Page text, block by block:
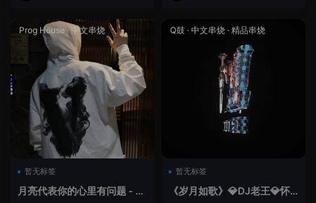
Prog House ·中文串烧
暂无标签
月亮代表你的心里有问题 - 小
Q鼓 · 中文串烧 · 精品串烧
暂无标签
《岁月如歌》💎DJ老王💎怀